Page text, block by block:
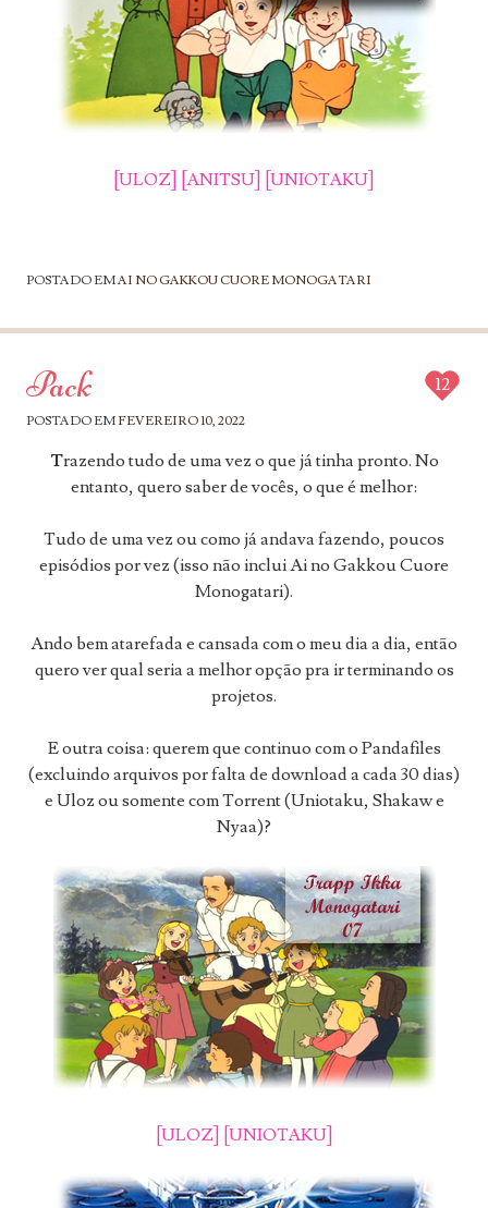
[ULOZ] [ANITSU] [UNIOTAKU]
POSTADO EMAI NO GAKKOU CUORE MONOGATARI
Pack
POSTADO EM FEVEREIRO 10, 2022
12
Trazendo tudo de uma vez o que já tinha pronto. No
entanto, quero saber de vocês, o que é melhor:
Tudo de uma vez ou como já andava fazendo, poucos
episódios por vez (isso não inclui Ai no Gakkou Cuore
Monogatari).
Ando bem atarefada e cansada com o meu dia a dia, então
quero ver qual seria a melhor opção pra ir terminando os
projetos.
E outra coisa: querem que continuo com o Pandafiles
(excluindo arquivos por falta de download a cada 30 dias)
e Uloz ou somente com Torrent (Uniotaku, Shakaw e
Nyaa)?
[ULOZ] [UNIOTAKU]